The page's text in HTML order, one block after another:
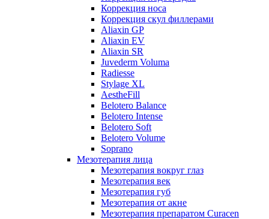
Коррекция носа
Коррекция скул филлерами
Aliaxin GP
Aliaxin EV
Aliaxin SR
Juvederm Voluma
Radiesse
Stylage XL
AestheFill
Belotero Balance
Belotero Intense
Belotero Soft
Belotero Volume
Soprano
Мезотерапия лица
Мезотерапия вокруг глаз
Мезотерапия век
Мезотерапия губ
Мезотерапия от акне
Мезотерапия препаратом Curacen